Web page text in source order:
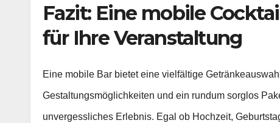
Fazit: Eine mobile
für Ihre Veranstaltung
Eine mobile Bar bietet eine vielfältige
Gestaltungsmöglichkeiten und ein rundum sorglos
unvergessliches Erlebnis. Egal ob Hochzeit,